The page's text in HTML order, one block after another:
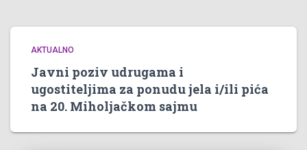
AKTUALNO
Javni poziv udrugama i
ugostiteljima za ponudu jela i/ili pića
na 20. Miholjačkom sajmu